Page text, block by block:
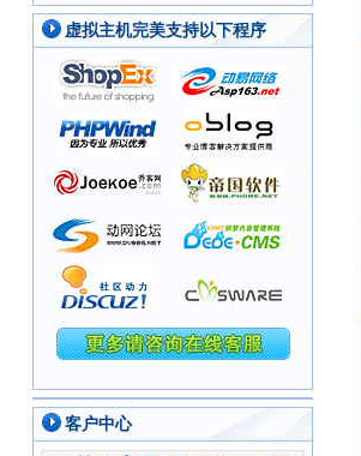
虚拟主机完美支持以下程序
客户中心